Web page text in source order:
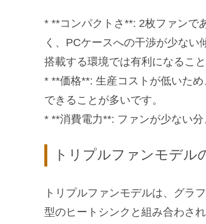
* **コンパクトさ**: 2枚ファンで
く、PCケースへの干渉が少な
搭載する環境では有利になること
* **価格**: 生産コストが低いた
できることが多いです。
* **消費電力**: ファンが少ない
トリプルファンモデル
トリプルファンモデルは、グラ
型のヒートシンクと組み合わさ